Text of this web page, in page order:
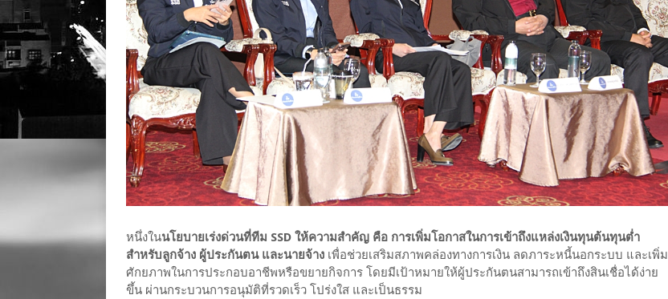
หนึ่งในนโยบายเร่งด่วนที่ทีม SSD ให้ความสำคัญ คือ การเพิ่มโอกาสในการเข้าถึงแหล่งเงินทุนต้นทุนต่ำ
สำหรับลูกจ้าง ผู้ประกันตน และนายจ้าง เพื่อช่วยเสริมสภาพคล่องทางการเงิน ลดภาระหนี้นอกระบบ และเพิ่ม
ศักยภาพในการประกอบอาชีพหรือขยายกิจการ โดยมีเป้าหมายให้ผู้ประกันตนสามารถเข้าถึงสินเชื่อได้ง่าย
ขึ้น ผ่านกระบวนการอนุมัติที่รวดเร็ว โปร่งใส และเป็นธรรม